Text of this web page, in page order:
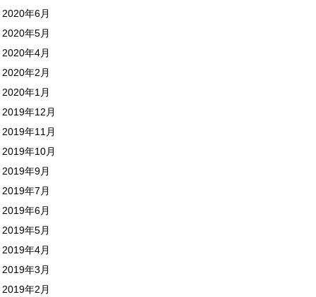
2020年6月
2020年5月
2020年4月
2020年2月
2020年1月
2019年12月
2019年11月
2019年10月
2019年9月
2019年7月
2019年6月
2019年5月
2019年4月
2019年3月
2019年2月